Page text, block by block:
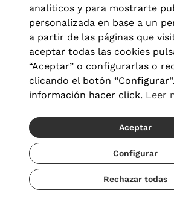
Aviso legal| Política de privacidad
Política de cookies|Configuración
© 2026
analíticos y para mostrarte
personalizada en base a un
a partir de las páginas que
aceptar todas las cookies
“Aceptar” o configurarlas o
clicando el botón
información hacer click. Leer
Aceptar
Configurar
Rechazar todas